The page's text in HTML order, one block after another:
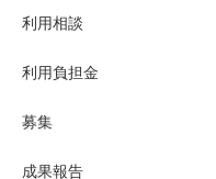
利用相談
利用負担金
募集
成果報告